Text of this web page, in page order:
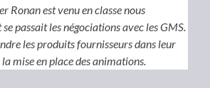
Ronan est venu en classe nous
passait les négociations avec les GMS.
les produits fournisseurs dans leur
mise en place des animations.